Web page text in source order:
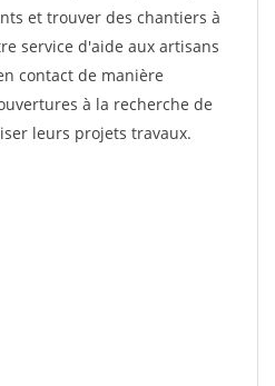
et trouver des chantiers à
service d'aide aux artisans
contact de manière
à la recherche de
leurs projets travaux.